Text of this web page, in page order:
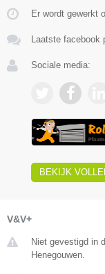
Er wordt gewerkt
Laatste facebook
Sociale media:
BEKIJK
V&V+
Niet gevestigd in
Henegouwen.